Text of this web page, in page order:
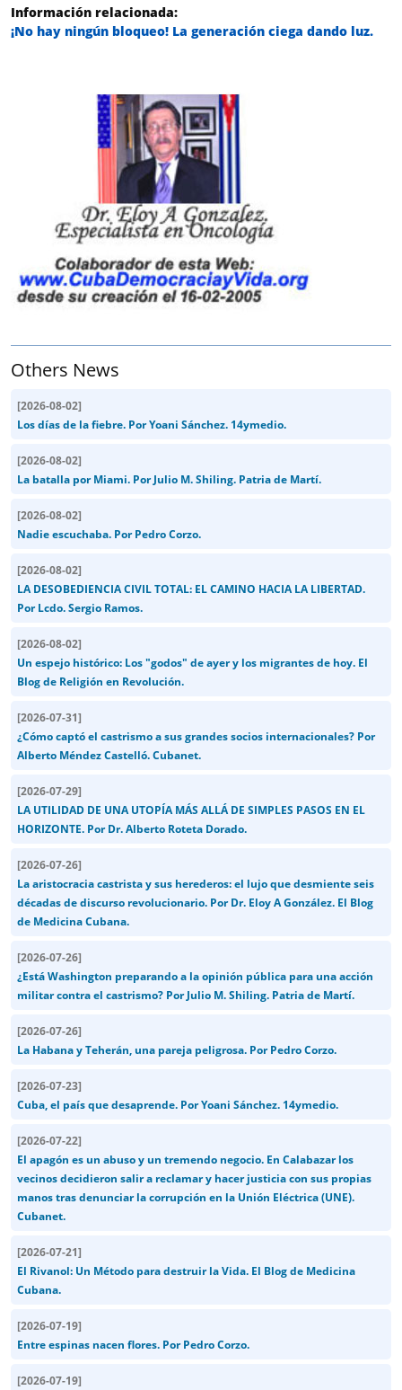
Información relacionada:
¡No hay ningún bloqueo! La generación ciega dando luz.
Others News
[2026-08-02]
Los días de la fiebre. Por Yoani Sánchez. 14ymedio.
[2026-08-02]
La batalla por Miami. Por Julio M. Shiling. Patria de Martí.
[2026-08-02]
Nadie escuchaba. Por Pedro Corzo.
[2026-08-02]
LA DESOBEDIENCIA CIVIL TOTAL: EL CAMINO HACIA LA LIBERTAD.
Por Lcdo. Sergio Ramos.
[2026-08-02]
Un espejo histórico: Los "godos" de ayer y los migrantes de hoy. El
Blog de Religión en Revolución.
[2026-07-31]
¿Cómo captó el castrismo a sus grandes socios internacionales? Por
Alberto Méndez Castelló. Cubanet.
[2026-07-29]
LA UTILIDAD DE UNA UTOPÍA MÁS ALLÁ DE SIMPLES PASOS EN EL
HORIZONTE. Por Dr. Alberto Roteta Dorado.
[2026-07-26]
La aristocracia castrista y sus herederos: el lujo que desmiente seis
décadas de discurso revolucionario. Por Dr. Eloy A González. El Blog
de Medicina Cubana.
[2026-07-26]
¿Está Washington preparando a la opinión pública para una acción
militar contra el castrismo? Por Julio M. Shiling. Patria de Martí.
[2026-07-26]
La Habana y Teherán, una pareja peligrosa. Por Pedro Corzo.
[2026-07-23]
Cuba, el país que desaprende. Por Yoani Sánchez. 14ymedio.
[2026-07-22]
El apagón es un abuso y un tremendo negocio. En Calabazar los
vecinos decidieron salir a reclamar y hacer justicia con sus propias
manos tras denunciar la corrupción en la Unión Eléctrica (UNE).
Cubanet.
[2026-07-21]
El Rivanol: Un Método para destruir la Vida. El Blog de Medicina
Cubana.
[2026-07-19]
Entre espinas nacen flores. Por Pedro Corzo.
[2026-07-19]